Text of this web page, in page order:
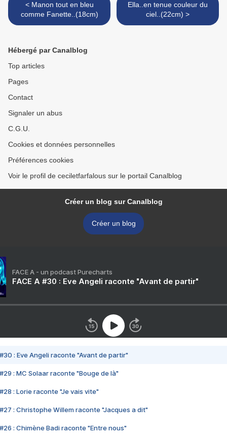
< Manon tout en bleu
comme Fanette..(18cm)
Ella..en tenue couleur du
ciel..(22cm) >
Hébergé par Canalblog
Top articles
Pages
Contact
Signaler un abus
C.G.U.
Cookies et données personnelles
Préférences cookies
Voir le profil de ceciletfarfalous sur le portail Canalblog
Créer un blog sur Canalblog
Créer un blog
FACE A - un podcast Purecharts
FACE A #30 : Eve Angeli raconte "Avant de partir"
#30 : Eve Angeli raconte "Avant de partir"
#29 : MC Solaar raconte "Bouge de là"
#28 : Lorie raconte "Je vais vite"
#27 : Christophe Willem raconte "Jacques a dit"
#26 : Chimène Badi raconte "Entre nous"